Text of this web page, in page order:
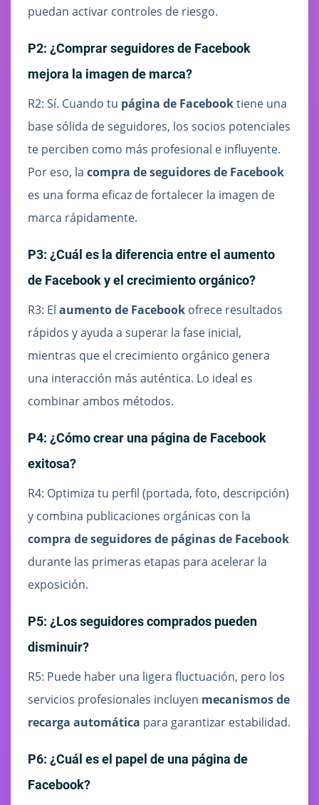
puedan activar controles de riesgo.
P2: ¿Comprar seguidores de Facebook
mejora la imagen de marca?
R2: Sí. Cuando tu página de Facebooktiene una
base sólida de seguidores, los socios potenciales
te perciben como más profesional e influyente.
Por eso, la compra de seguidores de Facebook
es una forma eficaz de fortalecer la imagen de
marca rápidamente.
P3: ¿Cuál es la diferencia entre el aumento
de Facebook y el crecimiento orgánico?
R3: El aumento de Facebook ofrece resultados
rápidos y ayuda a superar la fase inicial,
mientras que el crecimiento orgánico genera
una interacción más auténtica. Lo ideal es
combinar ambos métodos.
P4: ¿Cómo crear una página de Facebook
exitosa?
R4: Optimiza tu perfil (portada, foto, descripción)
y combina publicaciones orgánicas con la
compra de seguidores de páginas de Facebook
durante las primeras etapas para acelerar la
exposición.
P5: ¿Los seguidores comprados pueden
disminuir?
R5: Puede haber una ligera fluctuación, pero los
servicios profesionales incluyen mecanismos de
recarga automática para garantizar estabilidad.
P6: ¿Cuál es el papel de una página de
Facebook?